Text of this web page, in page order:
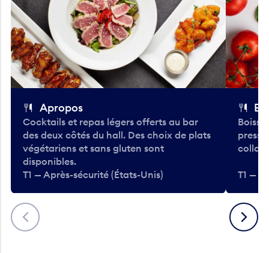
Précédent
Apropos
Cocktails et repas légers offerts au bar
des deux côtés du hall. Des choix de plats
végétariens et sans gluten sont
disponibles.
T1 — Après-sécurité (États-Unis)
T1 —
Suivant